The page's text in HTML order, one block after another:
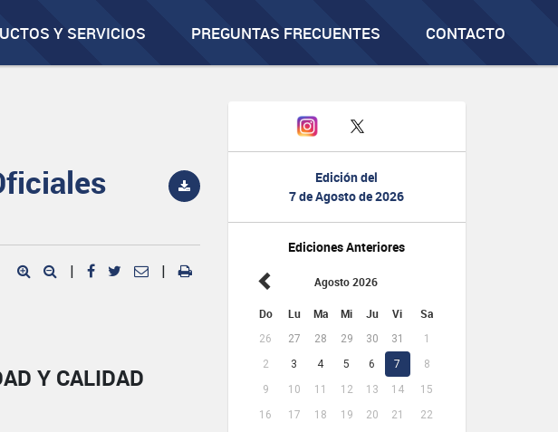
Y SERVICIOS PREGUNTAS FRECUENTES CONTACTO
Edición del
7 de Agosto de 2026
Ediciones Anteriores
Agosto 2026
Do Lu Ma Mi Ju Vi Sa
26 27 28 29 30 31
1
2
3 4 5 6 7
8
9
10 11 12 13 14
15
16
17 18 19 20 21
22
| |
Y CALIDAD